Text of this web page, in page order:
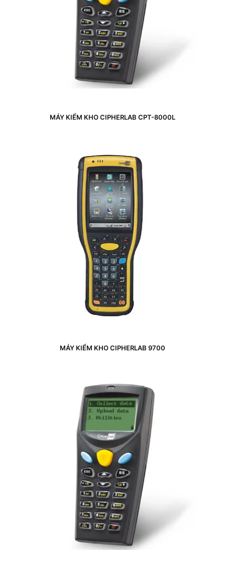
MÁY KIỂM KHO CIPHERLAB CPT-8000L
MÁY KIỂM KHO CIPHERLAB 9700